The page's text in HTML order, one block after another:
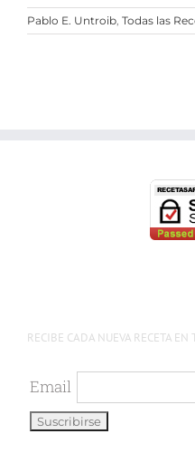
Pablo E. Untroib Todas las
RECIBE CADA NUEVA RECETA
Email